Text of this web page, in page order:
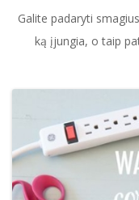
Galite padaryti
ką įjungia, o taip